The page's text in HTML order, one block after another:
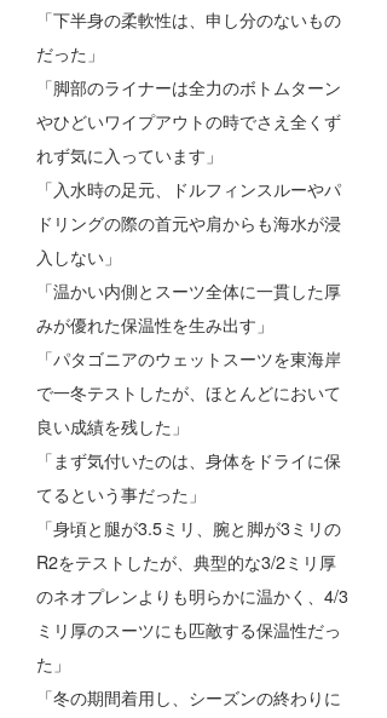
「下半身の柔軟性は、申し分のないもの
だった」
「脚部のライナーは全力のボトムターン
やひどいワイプアウトの時でさえ全くず
れず気に入っています」
「入水時の足元、ドルフィンスルーやパ
ドリングの際の首元や肩からも海水が浸
入しない」
「温かい内側とスーツ全体に一貫した厚
みが優れた保温性を生み出す」
「パタゴニアのウェットスーツを東海岸
で一冬テストしたが、ほとんどにおいて
良い成績を残した」
「まず気付いたのは、身体をドライに保
てるという事だった」
「身頃と腿が3.5ミリ、腕と脚が3ミリの
R2をテストしたが、典型的な3/2ミリ厚
のネオプレンよりも明らかに温かく、4/3
ミリ厚のスーツにも匹敵する保温性だっ
た」
「冬の期間着用し、シーズンの終わりに